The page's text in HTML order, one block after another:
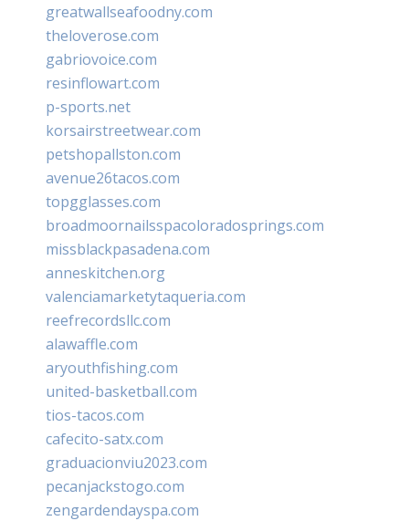
greatwallseafoodny.com
theloverose.com
gabriovoice.com
resinflowart.com
p-sports.net
korsairstreetwear.com
petshopallston.com
avenue26tacos.com
topgglasses.com
broadmoornailsspacoloradosprings.com
missblackpasadena.com
anneskitchen.org
valenciamarketytaqueria.com
reefrecordsllc.com
alawaffle.com
aryouthfishing.com
united-basketball.com
tios-tacos.com
cafecito-satx.com
graduacionviu2023.com
pecanjackstogo.com
zengardendayspa.com